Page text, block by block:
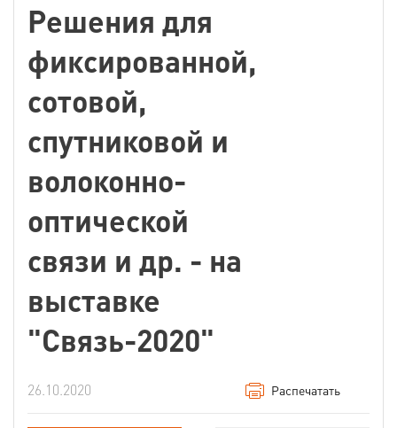
Решения для
фиксированной,
сотовой,
спутниковой и
волоконно-
оптической
связи и др. - на
выставке
"Связь-2020"
26.10.2020 Распечатать